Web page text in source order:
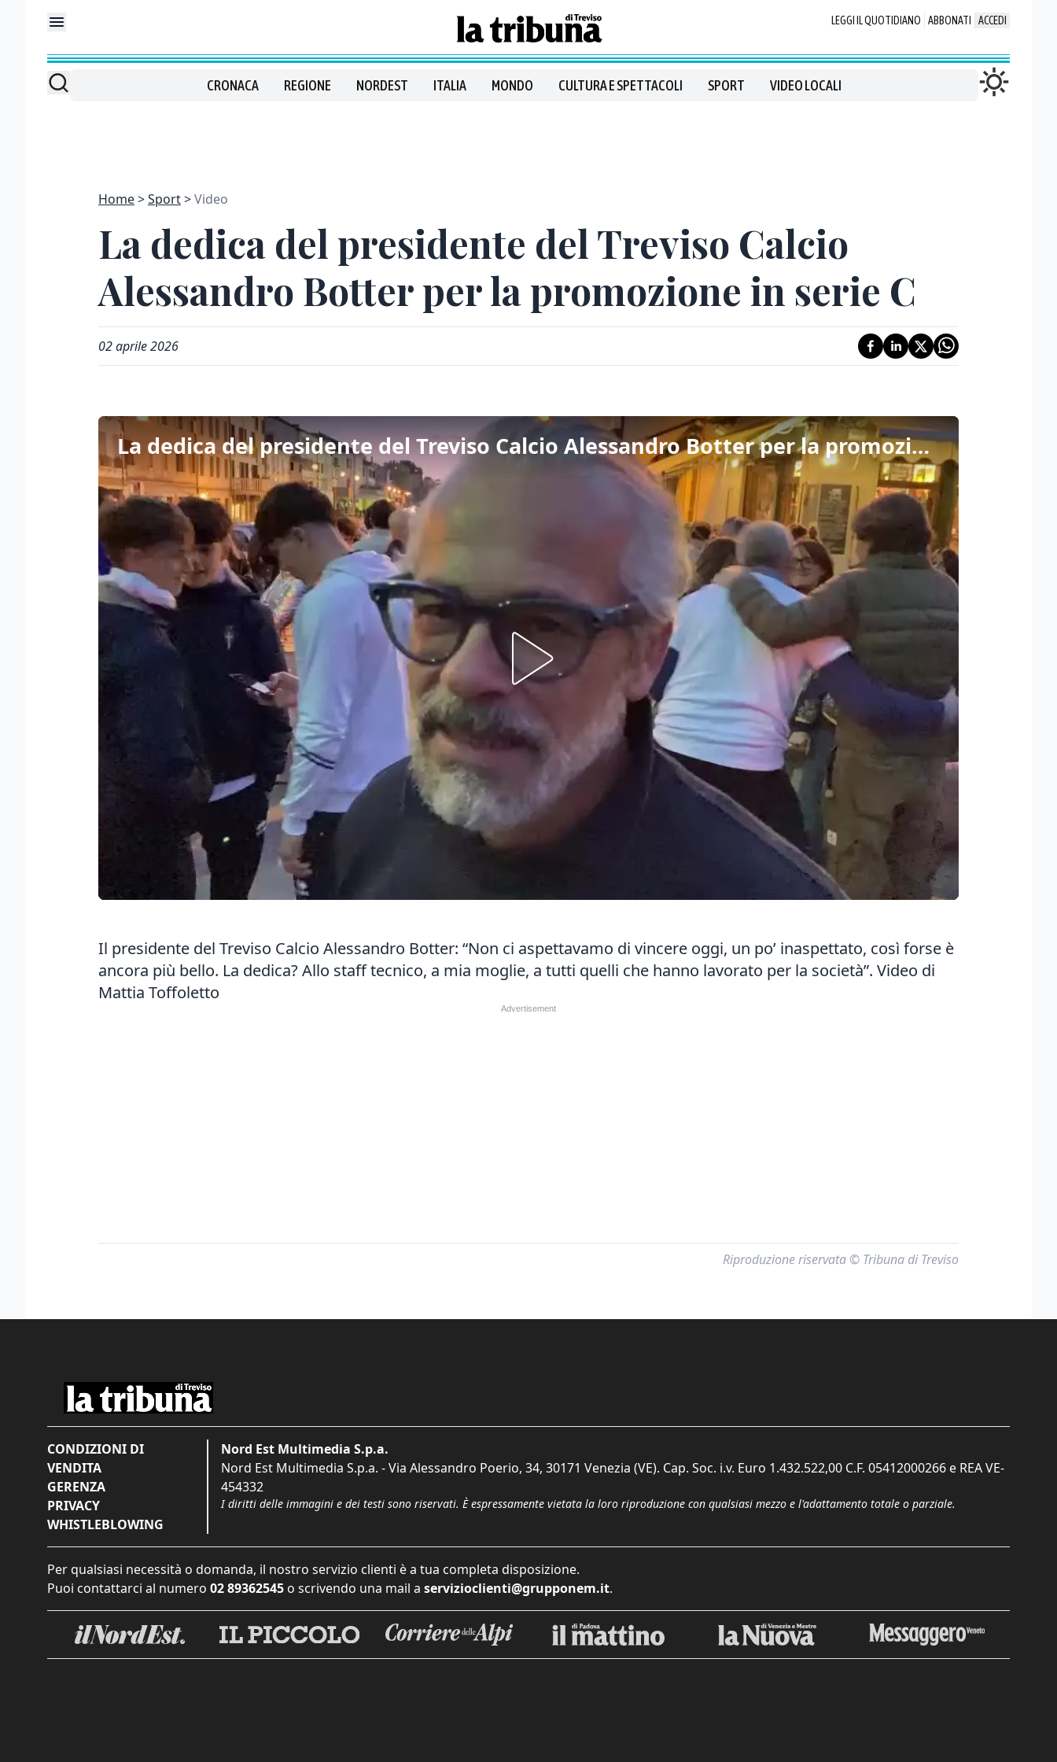
LEGGI IL QUOTIDIANO ABBONATI ACCEDI
CRONACA REGIONE NORDEST ITALIA MONDO CULTURA E SPETTACOLI SPORT VIDEO LOCALI
Home Sport Video
La dedica del presidente del Treviso Calcio
Alessandro Botter per la promozione in serie C
02 aprile 2026
La dedica del presidente del Treviso Calcio Alessandro Botter per la promozione in serie C
Il presidente del Treviso Calcio Alessandro Botter: “Non ci aspettavamo di vincere oggi, un po’ inaspettato, così forse è
ancora più bello. La dedica? Allo staff tecnico, a mia moglie, a tutti quelli che hanno lavorato per la società”. Video di
Mattia Toffoletto
Riproduzione riservata © Tribuna di Treviso
CONDIZIONI DI
VENDITA
GERENZA
PRIVACY
WHISTLEBLOWING
Nord Est Multimedia S.p.a.
Nord Est Multimedia S.p.a. - Via Alessandro Poerio, 34, 30171 Venezia (VE). Cap. Soc. i.v. Euro 1.432.522,00 C.F. 05412000266 e REA VE-
454332
I diritti delle immagini e dei testi sono riservati. È espressamente vietata la loro riproduzione con qualsiasi mezzo e l'adattamento totale o parziale.
Per qualsiasi necessità o domanda, il nostro servizio clienti è a tua completa disposizione.
Puoi contattarci al numero 02 89362545 o scrivendo una mail a servizioclienti@grupponem.it.